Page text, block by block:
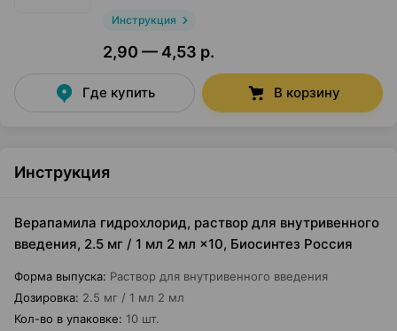
Инструкция
2,90 — 4,53 р.
Где купить В корзину
Инструкция
Верапамила гидрохлорид, раствор для внутривенного
введения, 2.5 мг / 1 мл 2 мл ×10, Биосинтез Россия
Форма выпуска: Раствор для внутривенного введения
Дозировка: 2.5 мг / 1 мл 2 мл
Кол-во в упаковке: 10 шт.